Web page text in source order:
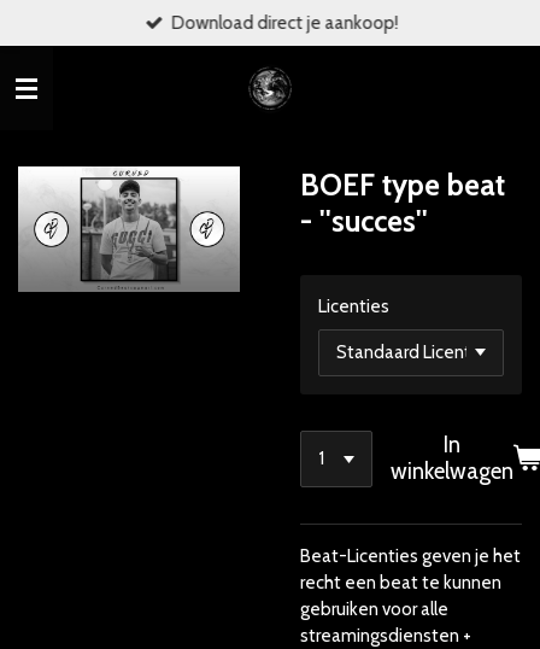
direct
naar
de
Download direct je aankoop!
BOEF type beat
- ''succes''
Licenties
In
winkelwagen
Beat-Licenties geven je het
recht een beat te kunnen
gebruiken voor alle
streamingsdiensten +